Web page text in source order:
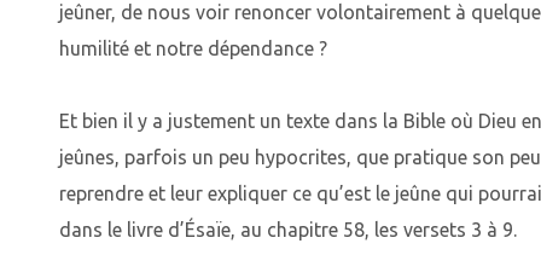
jeûner, de nous voir renoncer volontairement à
humilité et notre dépendance ?
Et bien il y a justement un texte dans la Bible où Dieu
jeûnes, parfois un peu hypocrites, que pratique son
reprendre et leur expliquer ce qu’est le jeûne qui
dans le livre d’Ésaïe, au chapitre 58, les versets 3 à 9.